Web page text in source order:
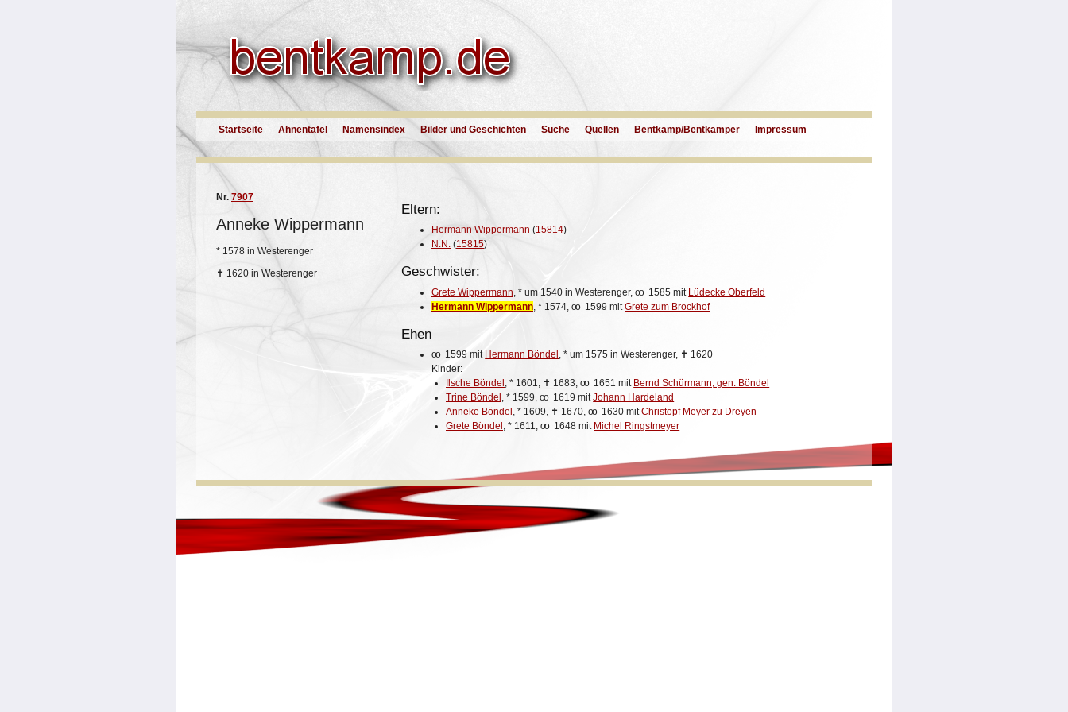
Startseite Ahnentafel Namensindex Bilder und Geschichten Suche Quellen Bentkamp/Bentkämper Impressum
Nr. 7907
Anneke Wippermann
* 1578 in Westerenger
✝ 1620 in Westerenger
Eltern:
Hermann Wippermann (15814)
N.N. (15815)
Geschwister:
Grete Wippermann * um 1540 in Westerenger, oo 1585 mit Lüdecke Oberfeld
Hermann Wippermann * 1574, oo 1599 mitGrete zum Brockhof
Ehen
oo 1599 mit Hermann Böndel ,*um 1575 in Westerenger, ✝ 1620
Kinder:
Ilsche Böndel , * 1601, ✝ 1683, oo 1651 mit Bernd Schürmann, gen. Böndel
Trine Böndel , * 1599, oo 1619 mitJohann Hardeland
Anneke Böndel , * 1609, ✝ 1670, oo 1630 mitChristopf Meyer zu Dreyen
Grete Böndel , * 1611, oo 1648 mit Michel Ringstmeyer